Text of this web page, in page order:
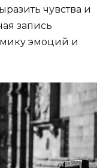
чувства и
запись
эмоций и